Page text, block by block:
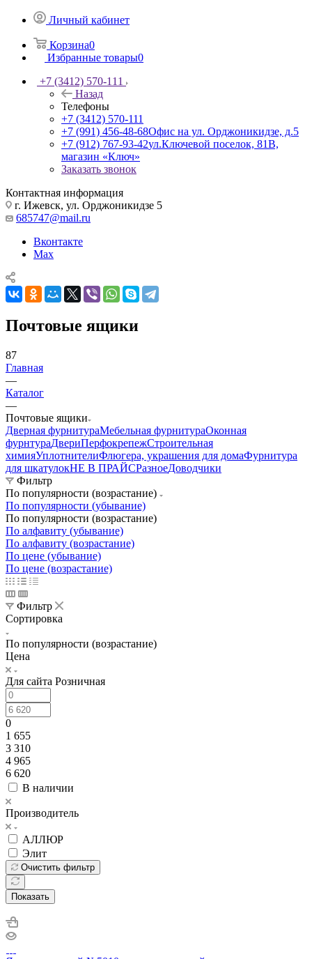
Личный кабинет
Корзина0
Избранные товары0
+7 (3412) 570-111
Назад
Телефоны
+7 (3412) 570-111
+7 (991) 456-48-68Офис на ул. Орджоникидзе, д.5
+7 (912) 767-93-42ул.Ключевой поселок, 81В,
магазин «Ключ»
Заказать звонок
Контактная информация
г. Ижевск, ул. Орджоникидзе 5
685747@mail.ru
Вконтакте
Max
Почтовые ящики
87
Главная
—
Каталог
—
Почтовые ящики
Дверная фурнитураМебельная фурнитураОконная
фурнтураДвериПерфокрепежСтроительная
химияУплотнителиФлюгера, украшения для домаФурнитура
для шкатулокНЕ В ПРАЙСРазноеДоводчики
Фильтр
По популярности (возрастание)
По популярности (убывание)
По популярности (возрастание)
По алфавиту (убывание)
По алфавиту (возрастание)
По цене (убывание)
По цене (возрастание)
Фильтр
Сортировка
По популярности (возрастание)
Цена
Для сайта Розничная
0
1 655
3 310
4 965
6 620
В наличии
Производитель
АЛЛЮР
Элит
Очистить фильтр
Показать